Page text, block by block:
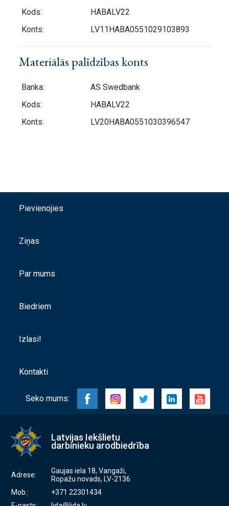
Kods:
HABALV22
Konts:
LV11HABA0551029103893
Materiālās palīdzības konts
Banka:
AS Swedbank
Kods:
HABALV22
Konts:
LV20HABA0551030396547
Pievienojies
Ziņas
Par mums
Biedriem
Izlasi!
Kontakti
Seko mums:
Latvijas Iekšlietu
darbinieku arodbiedrība
Adrese:
Gaujas iela 18, Vangaži,
Ropažu novads, LV-2136
Mob.:
+371 22301434